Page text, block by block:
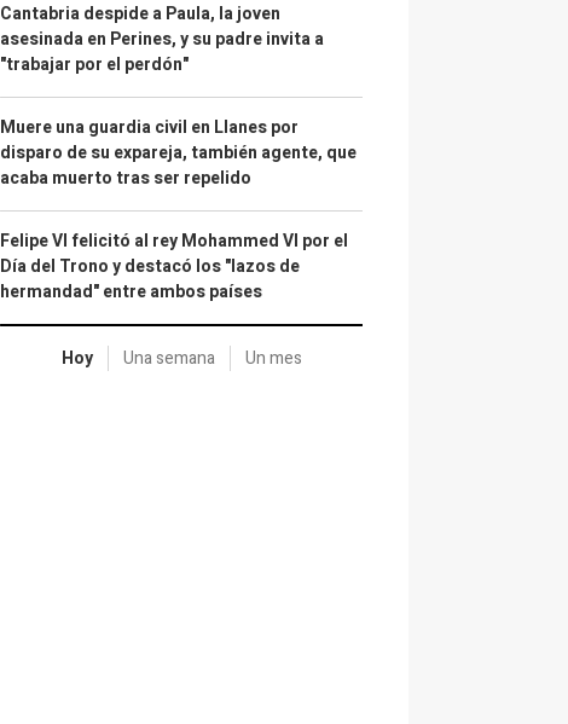
Cantabria despide a Paula, la joven
asesinada en Perines, y su padre invita a
"trabajar por el perdón"
Muere una guardia civil en Llanes por
disparo de su expareja, también agente, que
acaba muerto tras ser repelido
Felipe VI felicitó al rey Mohammed VI por el
Día del Trono y destacó los "lazos de
hermandad" entre ambos países
Hoy Una semana Un mes